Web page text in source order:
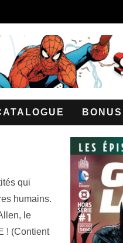
BONUS
qui
humains.
le
! (Contient